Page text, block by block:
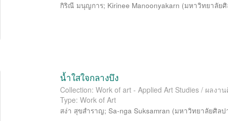
กิริณี มนุญการ; Kirinee Manoonyakarn (มหาวิทยาลัย
น้ำใสใจกลางบึง
Collection: Work of art - Applied Art Studies / ผลง
Type: Work of Art
สง่า สุขสำราญ;Sa-nga Suksamran (มหาวิทยาลัยศิลป